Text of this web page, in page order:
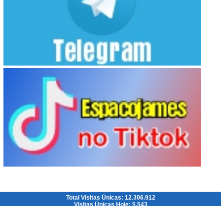
Total Visitas Únicas: 12.306.912
Visitas Únicas Hoje: 5.543